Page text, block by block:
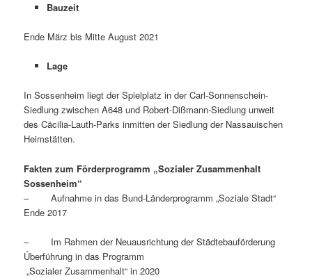
Bauzeit
Ende März bis Mitte August 2021
Lage
In Sossenheim liegt der Spielplatz in der Carl-Sonnenschein-
Siedlung zwischen A648 und Robert-Dißmann-Siedlung unweit
des Cäcilia-Lauth-Parks inmitten der Siedlung der Nassauischen
Heimstätten.
Fakten zum Förderprogramm „Sozialer Zusammenhalt
Sossenheim“
– Aufnahme in das Bund-Länderprogramm „Soziale Stadt“
Ende 2017
– Im Rahmen der Neuausrichtung der Städtebauförderung
Überführung in das Programm
„Sozialer Zusammenhalt“ in 2020